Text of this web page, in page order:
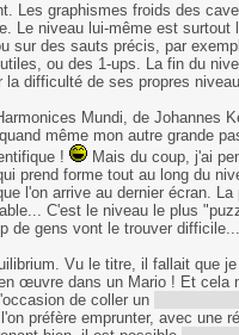
Les graphismes froids des
Le niveau lui-même est surtout
sur des sauts précis, par
ou des 1-ups. La fin du
difficulté de ses propres
Mundi, de Johannes
même mon autre grande
!
Mais du coup, j'ai
prend forme tout au long du
l'on arrive au dernier écran.
C'est le niveau le plus
de gens vont le trouver difficile...
Vu le titre, il fallait que
œuvre dans un Mario ! Et cela
de coller un
préfère emprunter, avec une